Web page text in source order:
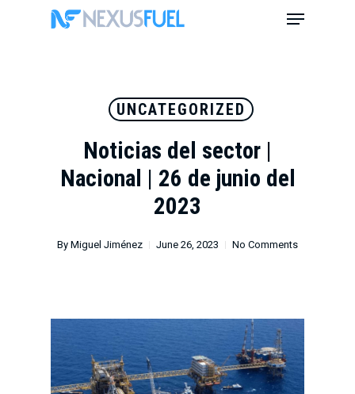
Menu
UNCATEGORIZED
Noticias del sector |
Nacional | 26 de junio del
2023
By Miguel Jiménez June 26, 2023 No Comments